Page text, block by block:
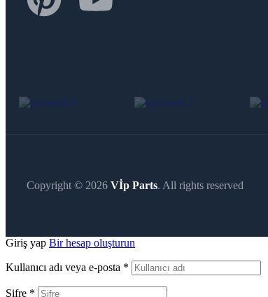
Copyright © 2026 Vİp Parts. All rights reserved
Giriş yap Bir hesap oluşturun
Kullanıcı adı veya e-posta *
Şifre *